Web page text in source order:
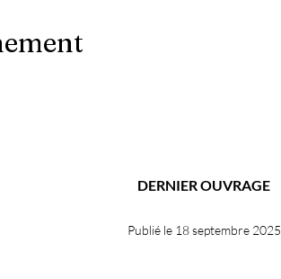
DERNIER OUVRAGE
Publié le 18 septembre 2025